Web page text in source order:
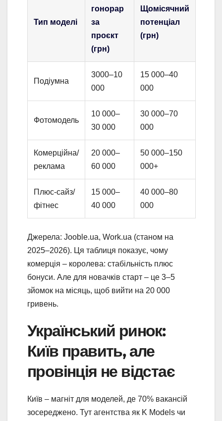
Тип моделі
гонорар
за
проєкт
(грн)
Щомісячний
потенціал
(грн)
Подіумна
3000–10
000
15 000–40
000
Фотомодель
10 000–
30 000
30 000–70
000
Комерційна/
реклама
20 000–
60 000
50 000–150
000+
Плюс-сайз/
фітнес
15 000–
40 000
40 000–80
000
Джерела: Jooble.ua, Work.ua (станом на
2025–2026). Ця таблиця показує, чому
комерція – королева: стабільність плюс
бонуси. Але для новачків старт – це 3–5
зйомок на місяць, щоб вийти на 20 000
гривень.
Український ринок:
Київ править, але
провінція не відстає
Київ – магніт для моделей, де 70% вакансій
зосереджено. Тут агентства як K Models чи